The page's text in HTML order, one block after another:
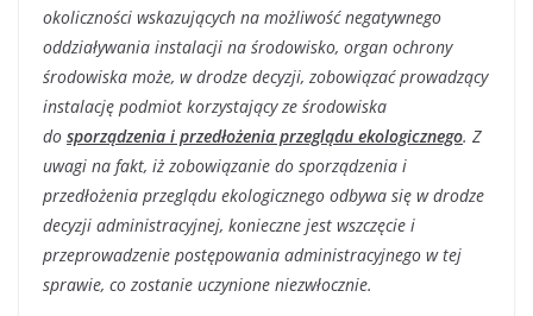
okoliczności wskazujących na możliwość negatywnego
oddziaływania instalacji na środowisko, organ ochrony
środowiska może, w drodze decyzji, zobowiązać prowadzący
instalację podmiot korzystający ze środowiska
do sporządzenia i przedłożenia przeglądu ekologicznego. Z
uwagi na fakt, iż zobowiązanie do sporządzenia i
przedłożenia przeglądu ekologicznego odbywa się w drodze
decyzji administracyjnej, konieczne jest wszczęcie i
przeprowadzenie postępowania administracyjnego w tej
sprawie, co zostanie uczynione niezwłocznie.